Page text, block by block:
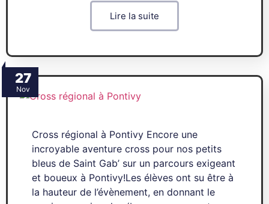
Lire la suite
27
Nov
Cross régional à Pontivy Encore une
incroyable aventure cross pour nos petits
bleus de Saint Gab’ sur un parcours exigeant
et boueux à Pontivy!Les élèves ont su être à
la hauteur de l’évènement, en donnant le